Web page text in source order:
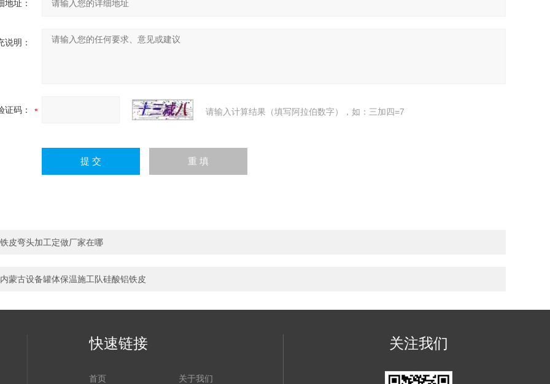
地址：
说明：
证码： 请输入计算结果（填写阿拉伯数字），如：三加四=7
铁皮弯头加工定做厂家在哪
内蒙古设备罐体保温施工队硅酸铝铁皮
快速链接
首页 关于我们
关注我们